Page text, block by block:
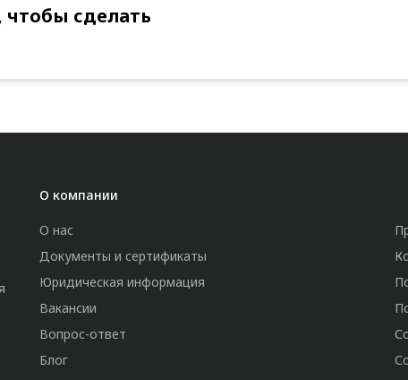
сделать
О компании
О нас
Документы и сертификаты
Юридическая информация
Вакансии
Вопрос-ответ
Блог